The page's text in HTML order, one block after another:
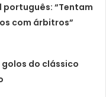
“Tentam
com árbitros”
golos do clássico